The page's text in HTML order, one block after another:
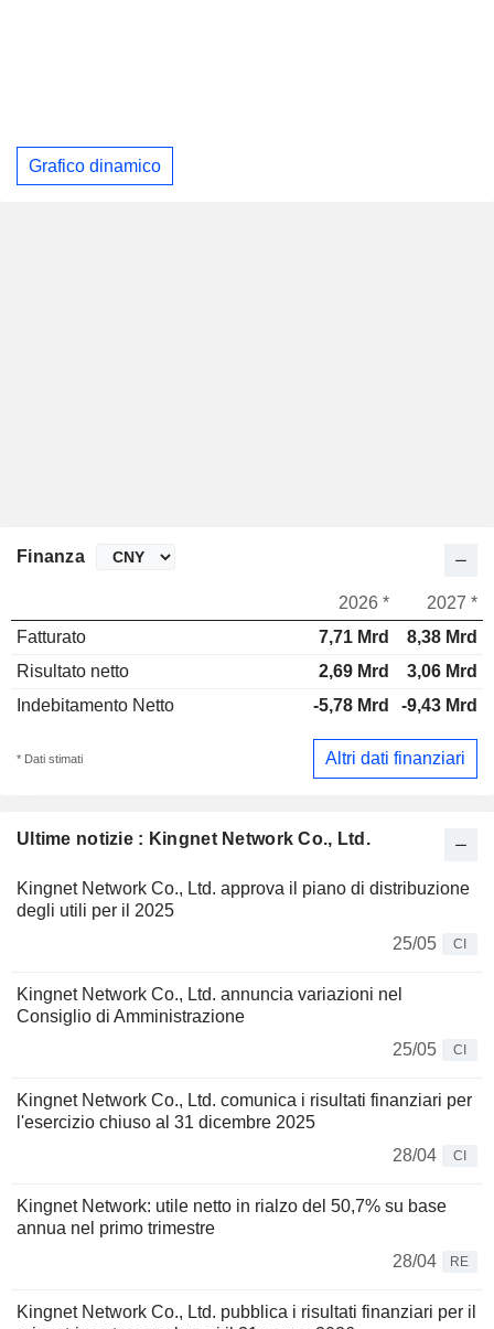
Grafico dinamico
Ultime notizie : Kingnet Network Co., Ltd.
Kingnet Network Co., Ltd. approva il piano di distribuzione
degli utili per il 2025
25/05
CI
Kingnet Network Co., Ltd. annuncia variazioni nel
Consiglio di Amministrazione
25/05
CI
Kingnet Network Co., Ltd. comunica i risultati finanziari per
l'esercizio chiuso al 31 dicembre 2025
28/04
CI
Kingnet Network: utile netto in rialzo del 50,7% su base
annua nel primo trimestre
28/04
RE
Kingnet Network Co., Ltd. pubblica i risultati finanziari per il
Finanza
2026 *
2027 *
Fatturato
7,71 Mrd
8,38 Mrd
Risultato netto
2,69 Mrd
3,06 Mrd
Indebitamento Netto
-5,78 Mrd -9,43 Mrd
* Dati stimati Altri dati finanziari